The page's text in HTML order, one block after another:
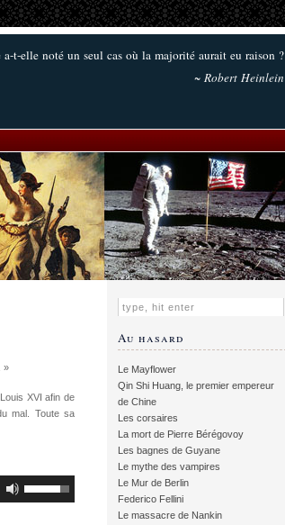
a-t-elle noté un seul cas où la majorité aurait eu raison ?
~ Robert Heinlein
»
XVI afin de
mal. Toute sa
Au hasard
Le Mayflower
Qin Shi Huang, le premier empereur
de Chine
Les corsaires
La mort de Pierre Bérégovoy
Les bagnes de Guyane
Le mythe des vampires
Le Mur de Berlin
Federico Fellini
Le massacre de Nankin